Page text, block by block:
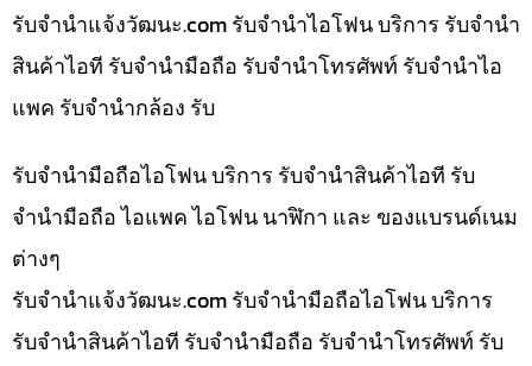
รับจํานําแจ้งวัฒนะ.com รับจำนำไอโฟน บริการ รับจำนำ
สินค้าไอที รับจำนำมือถือ รับจำนำโทรศัพท์ รับจำนำไอ
แพค รับจำนำกล้อง รับ
รับจำนำมือถือไอโฟน บริการ รับจำนำสินค้าไอที รับ
จำนำมือถือ ไอแพค ไอโฟน นาฬิกา และ ของแบรนด์เนม
ต่างๆ
รับจํานําแจ้งวัฒนะ.com รับจำนำมือถือไอโฟน บริการ
รับจำนำสินค้าไอที รับจำนำมือถือ รับจำนำโทรศัพท์ รับ